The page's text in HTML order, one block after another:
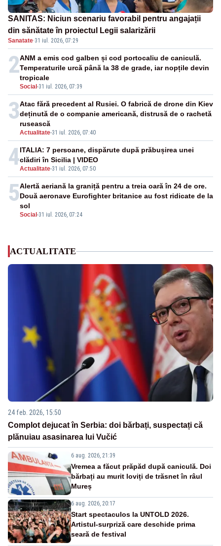
SANITAS: Niciun scenariu favorabil pentru angajații
din sănătate în proiectul Legii salarizării
Sanatate·31 iul. 2026, 07:29
2
Social -31 iul. 2026, 07:39
ANM a emis cod galben și cod portocaliu de caniculă.
Temperaturile urcă până la 38 de grade, iar nopțile devin
tropicale
3
Actualitate-31 iul. 2026, 07:40
Atac fără precedent al Rusiei. O fabrică de drone din Kiev
deținută de o companie americană, distrusă de o rachetă
rusească
4Actualitate-31 iul. 2026, 07:50
ITALIA: 7 persoane, dispărute după prăbușirea unei
clădiri în Sicilia | VIDEO
5
Social -31 iul. 2026, 07:24
Alertă aeriană la graniță pentru a treia oară în 24 de ore.
Două aeronave Eurofighter britanice au fost ridicate de la
sol
ACTUALITATE
24 feb. 2026, 15:50
Complot dejucat în Serbia: doi bărbați, suspectați că
plănuiau asasinarea lui Vučić
6 aug. 2026, 21:39
Vremea a făcut prăpăd după caniculă. Doi
bărbați au murit loviți de trăsnet în râul
Mureș
6 aug. 2026, 20:17
Start spectaculos la UNTOLD 2026.
Artistul-surpriză care deschide prima
seară de festival